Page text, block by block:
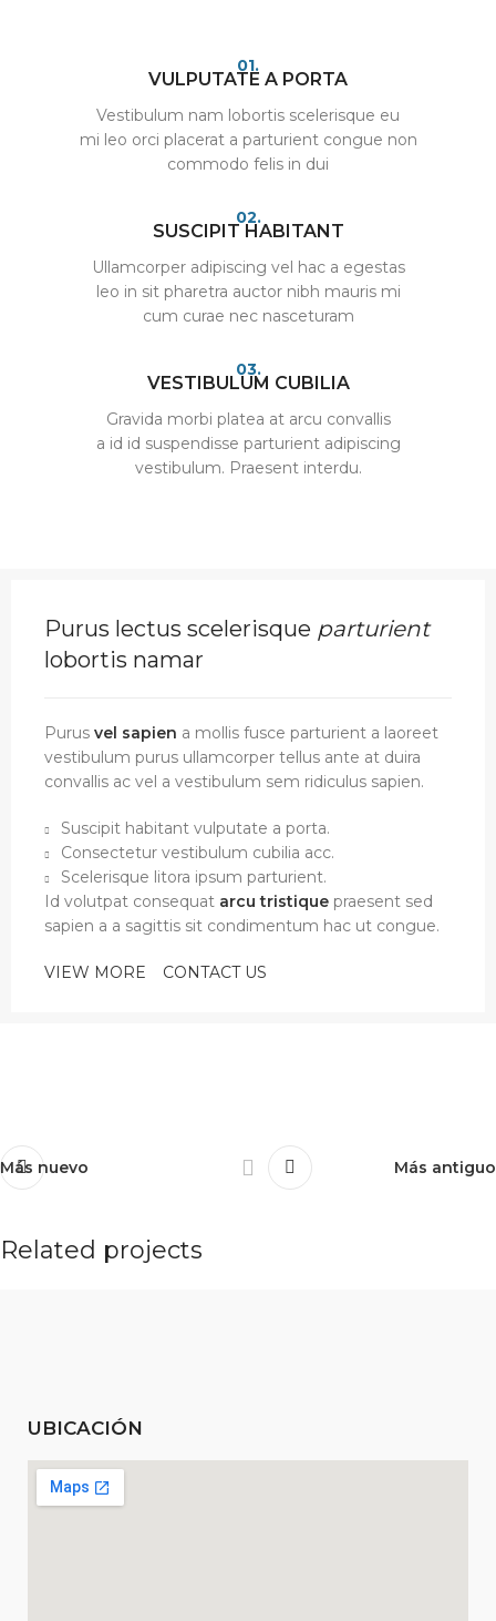
01.
VULPUTATE A PORTA
Vestibulum nam lobortis scelerisque eu
mi leo orci placerat a parturient congue non
commodo felis in dui
02.
SUSCIPIT HABITANT
Ullamcorper adipiscing vel hac a egestas
leo in sit pharetra auctor nibh mauris mi
cum curae nec nasceturam
03.
VESTIBULUM CUBILIA
Gravida morbi platea at arcu convallis
a id id suspendisse parturient adipiscing
vestibulum. Praesent interdu.
Purus lectus scelerisque parturient
lobortis namar
Purus vel sapien a mollis fusce parturient a laoreet
vestibulum purus ullamcorper tellus ante at duira
convallis ac vel a vestibulum sem ridiculus sapien.
Suscipit habitant vulputate a porta.
Consectetur vestibulum cubilia acc.
Scelerisque litora ipsum parturient.
Id volutpat consequat arcu tristique praesent sed
sapien a a sagittis sit condimentum hac ut congue.
VIEW MORE CONTACT US
Más nuevo Más antiguo
Related projects
UBICACIÓN